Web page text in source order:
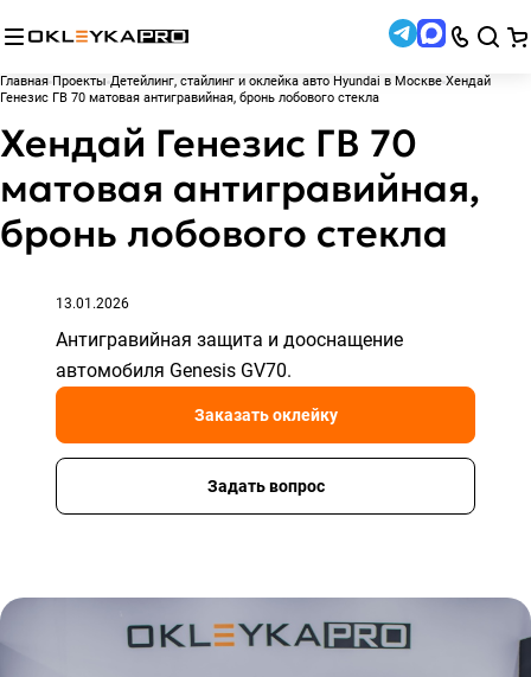
Главная Проекты Детейлинг, стайлинг и оклейка авто Hyundai в Москве Хендай
Генезис ГВ 70 матовая антигравийная, бронь лобового стекла
Хендай Генезис ГВ 70
матовая антигравийная,
бронь лобового стекла
13.01.2026
Антигравийная защита и дооснащение
автомобиля Genesis GV70.
Заказать оклейку
Задать вопрос